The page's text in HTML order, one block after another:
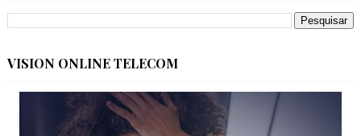
VISION ONLINE TELECOM